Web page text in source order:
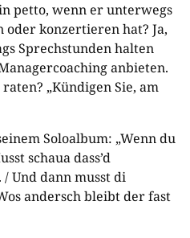
petto, wenn er unterwegs
konzertieren hat? Ja,
Sprechstunden halten
anbieten.
„Kündigen Sie, am
Soloalbum: „Wenn du
schaua dass’d
Und dann musst di
andersch bleibt der fast